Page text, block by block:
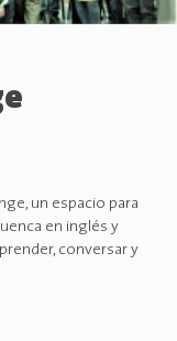
un espacio para
en inglés y
conversar y